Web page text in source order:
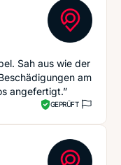
Sah aus wie der
am
angefertigt.”
GEPRÜFT